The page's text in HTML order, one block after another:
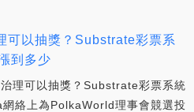
可以抽獎？Substrate彩票系
到多少
理可以抽獎？Substrate彩票系統
絡上為PolkaWorld理事會競選投